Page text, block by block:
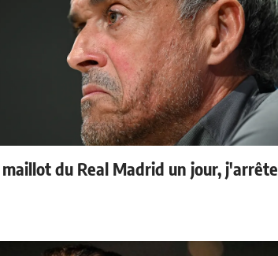
du Real Madrid un jour, j'arrête